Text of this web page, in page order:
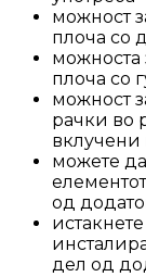
можност
плоча со
можноста
плоча со
можност
рачки во
вклучени
можете
од
дел од